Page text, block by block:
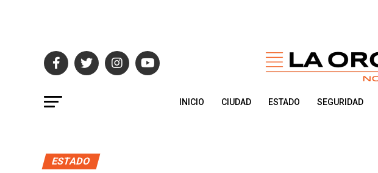
INICIO CIUDAD ESTADO SEGURIDAD
ESTADO